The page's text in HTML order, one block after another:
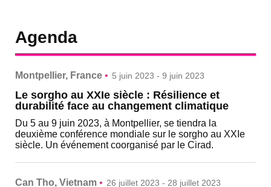
Agenda
Montpellier, France • 5 juin 2023 - 9 juin 2023
Le sorgho au XXIe siècle : Résilience et
durabilité face au changement climatique
Du 5 au 9 juin 2023, à Montpellier, se tiendra la
deuxième conférence mondiale sur le sorgho au XXIe
siècle. Un événement coorganisé par le Cirad.
Can Tho, Vietnam • 26 juillet 2023 - 28 juillet 2023